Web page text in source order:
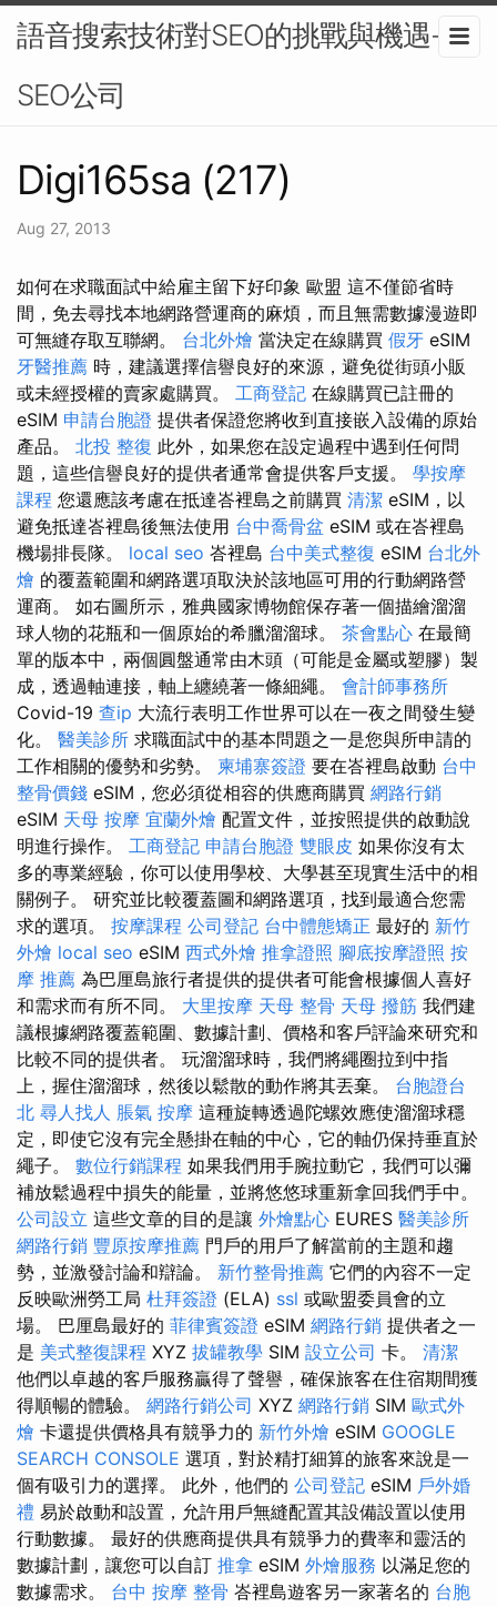
語音搜索技術對SEO的挑戰與機遇-
SEO公司
Digi165sa (217)
Aug 27, 2013
如何在求職面試中給雇主留下好印象 歐盟 這不僅節省時
間，免去尋找本地網路營運商的麻煩，而且無需數據漫遊即
可無縫存取互聯網。 台北外燴 當決定在線購買 假牙 eSIM
牙醫推薦 時，建議選擇信譽良好的來源，避免從街頭小販
或未經授權的賣家處購買。 工商登記 在線購買已註冊的
eSIM 申請台胞證 提供者保證您將收到直接嵌入設備的原始
產品。 北投 整復 此外，如果您在設定過程中遇到任何問
題，這些信譽良好的提供者通常會提供客戶支援。 學按摩
課程 您還應該考慮在抵達峇裡島之前購買 清潔 eSIM，以
避免抵達峇裡島後無法使用 台中喬骨盆 eSIM 或在峇裡島
機場排長隊。 local seo 峇裡島 台中美式整復 eSIM 台北外
燴 的覆蓋範圍和網路選項取決於該地區可用的行動網路營
運商。 如右圖所示，雅典國家博物館保存著一個描繪溜溜
球人物的花瓶和一個原始的希臘溜溜球。 茶會點心 在最簡
單的版本中，兩個圓盤通常由木頭（可能是金屬或塑膠）製
成，透過軸連接，軸上纏繞著一條細繩。 會計師事務所
Covid-19 查ip 大流行表明工作世界可以在一夜之間發生變
化。 醫美診所 求職面試中的基本問題之一是您與所申請的
工作相關的優勢和劣勢。 柬埔寨簽證 要在峇裡島啟動 台中
整骨價錢 eSIM，您必須從相容的供應商購買 網路行銷
eSIM 天母 按摩 宜蘭外燴 配置文件，並按照提供的啟動說
明進行操作。 工商登記 申請台胞證 雙眼皮 如果你沒有太
多的專業經驗，你可以使用學校、大學甚至現實生活中的相
關例子。 研究並比較覆蓋圖和網路選項，找到最適合您需
求的選項。 按摩課程 公司登記 台中體態矯正 最好的 新竹
外燴 local seo eSIM 西式外燴 推拿證照 腳底按摩證照 按
摩 推薦 為巴厘島旅行者提供的提供者可能會根據個人喜好
和需求而有所不同。 大里按摩 天母 整骨 天母 撥筋 我們建
議根據網路覆蓋範圍、數據計劃、價格和客戶評論來研究和
比較不同的提供者。 玩溜溜球時，我們將繩圈拉到中指
上，握住溜溜球，然後以鬆散的動作將其丟棄。 台胞證台
北 尋人找人 脹氣 按摩 這種旋轉透過陀螺效應使溜溜球穩
定，即使它沒有完全懸掛在軸的中心，它的軸仍保持垂直於
繩子。 數位行銷課程 如果我們用手腕拉動它，我們可以彌
補放鬆過程中損失的能量，並將悠悠球重新拿回我們手中。
公司設立 這些文章的目的是讓 外燴點心 EURES 醫美診所
網路行銷 豐原按摩推薦 門戶的用戶了解當前的主題和趨
勢，並激發討論和辯論。 新竹整骨推薦 它們的內容不一定
反映歐洲勞工局 杜拜簽證 (ELA) ssl 或歐盟委員會的立
場。 巴厘島最好的 菲律賓簽證 eSIM 網路行銷 提供者之一
是 美式整復課程 XYZ 拔罐教學 SIM 設立公司 卡。 清潔
他們以卓越的客戶服務贏得了聲譽，確保旅客在住宿期間獲
得順暢的體驗。 網路行銷公司 XYZ 網路行銷 SIM 歐式外
燴 卡還提供價格具有競爭力的 新竹外燴 eSIM GOOGLE
SEARCH CONSOLE 選項，對於精打細算的旅客來說是一
個有吸引力的選擇。 此外，他們的 公司登記 eSIM 戶外婚
禮 易於啟動和設置，允許用戶無縫配置其設備設置以使用
行動數據。 最好的供應商提供具有競爭力的費率和靈活的
數據計劃，讓您可以自訂 推拿 eSIM 外燴服務 以滿足您的
數據需求。 台中 按摩 整骨 峇裡島遊客另一家著名的 台胞